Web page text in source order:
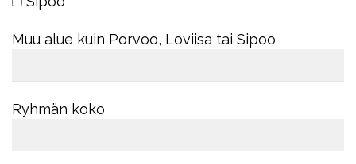
Muu alue kuin Porvoo, Loviisa tai Sipoo
Ryhmän koko